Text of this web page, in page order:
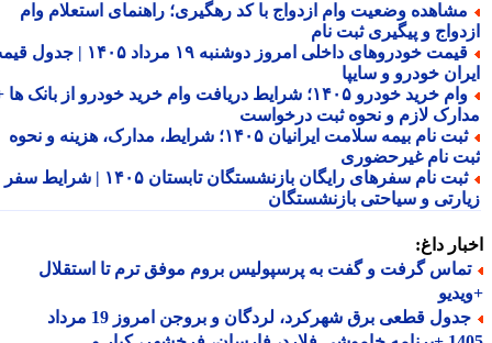
وضعیت وام ازدواج با کد رهگیری؛ راهنمای استعلام وام
و پیگیری ثبت نام
قیمت خودروهای داخلی امروز دوشنبه ۱۹ مرداد ۱۴۰۵ | جدول قیمت
خودرو و سایپا
وام خرید خودرو ۱۴۰۵؛ شرایط دریافت وام خرید خودرو از بانک ها +
لازم و نحوه ثبت درخواست
ثبت نام بیمه سلامت ایرانیان ۱۴۰۵؛ شرایط، مدارک، هزینه و نحوه
نام غیرحضوری
ثبت نام سفرهای رایگان بازنشستگان تابستان ۱۴۰۵ | شرایط سفر
و سیاحتی بازنشستگان
داغ:
گرفت و گفت به پرسپولیس بروم موفق ترم تا استقلال
جدول قطعی برق شهرکرد، لردگان و بروجن امروز 19 مرداد